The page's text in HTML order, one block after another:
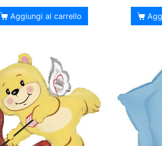
Aggiungi al carrello